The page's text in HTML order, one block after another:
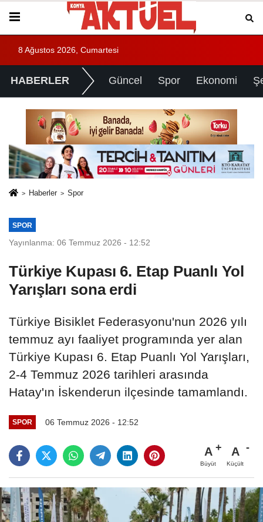
8 Ağustos 2026, Cumartesi
HABERLER Güncel Spor Ekonomi
Haberler Spor
SPOR
Yayınlanma: 06 Temmuz 2026 - 12:52
Türkiye Kupası 6. Etap Puanlı Yol
Yarışları sona erdi
Türkiye Bisiklet Federasyonu'nun 2026 yılı
temmuz ayı faaliyet programında yer alan
Türkiye Kupası 6. Etap Puanlı Yol Yarışları,
2-4 Temmuz 2026 tarihleri arasında
Hatay'ın İskenderun ilçesinde tamamlandı.
SPOR 06 Temmuz 2026 - 12:52
A
Büyüt
A
Küçült